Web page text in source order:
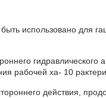
использовано для
гидравлического
рабочей ха- 10
действия,